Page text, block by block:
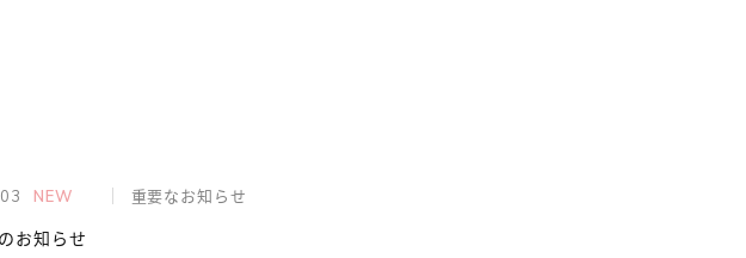
NEW 重要なお知らせ
お知らせ